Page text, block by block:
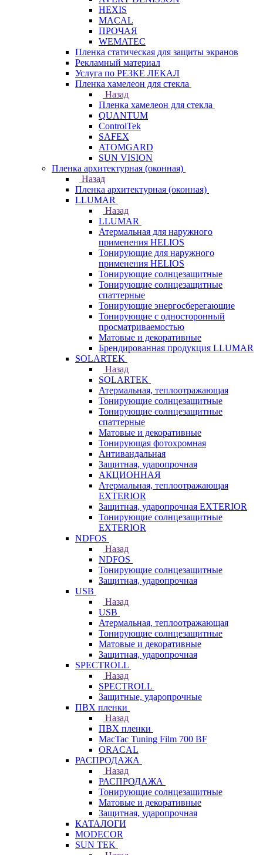
HEXIS
MACAL
ПРОЧАЯ
WEMATEC
Пленка статическая для защиты экранов
Рекламный материал
Услуга по РЕЗКЕ ЛЕКАЛ
Пленка хамелеон для стекла
Назад
Пленка хамелеон для стекла
QUANTUM
ControlTek
SAFEX
ATOMGARD
SUN VISION
Пленка архитектурная (оконная)
Назад
Пленка архитектурная (оконная)
LLUMAR
Назад
LLUMAR
Атермальная для наружного
применения HELIOS
Тонирующие для наружного
применения HELIOS
Тонирующие солнцезащитные
Тонирующие солнцезащитные
спаттерные
Тонирующие энергосберегающие
Тонирующие с односторонный
просматриваемостью
Матовые и декоративные
Брендированная продукция LLUMAR
SOLARTEK
Назад
SOLARTEK
Атермальная, теплоотражающая
Тонирующие солнцезащитные
Тонирующие солнцезащитные
спаттерные
Матовые и декоративные
Тонирующая фотохромная
Антивандальная
Защитная, ударопрочная
АКЦИОННАЯ
Атермальная, теплоотражающая
EXTERIOR
Защитная, ударопрочная EXTERIOR
Тонирующие солнцезащитные
EXTERIOR
NDFOS
Назад
NDFOS
Тонирующие солнцезащитные
Защитная, ударопрочная
USB
Назад
USB
Атермальная, теплоотражающая
Тонирующие солнцезащитные
Матовые и декоративные
Защитная, ударопрочная
SPECTROLL
Назад
SPECTROLL
Защитные, ударопрочные
ПВХ пленки
Назад
ПВХ пленки
MacTac Tuning Film 700 BF
ORACAL
РАСПРОДАЖА
Назад
РАСПРОДАЖА
Тонирующие солнцезащитные
Матовые и декоративные
Защитная, ударопрочная
КАТАЛОГИ
MODECOR
SUN TEK